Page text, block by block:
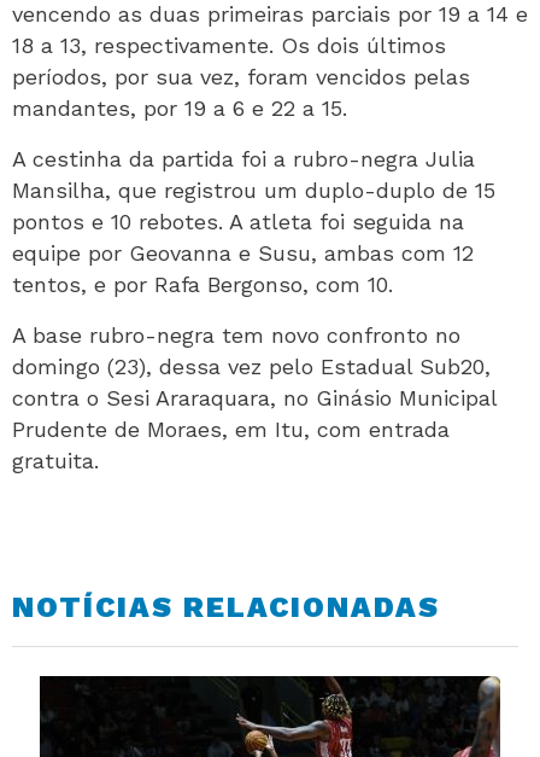
vencendo as duas primeiras parciais por 19 a 14 e
18 a 13, respectivamente. Os dois últimos
períodos, por sua vez, foram vencidos pelas
mandantes, por 19 a 6 e 22 a 15.
A cestinha da partida foi a rubro-negra Julia
Mansilha, que registrou um duplo-duplo de 15
pontos e 10 rebotes. A atleta foi seguida na
equipe por Geovanna e Susu, ambas com 12
tentos, e por Rafa Bergonso, com 10.
A base rubro-negra tem novo confronto no
domingo (23), dessa vez pelo Estadual Sub20,
contra o Sesi Araraquara, no Ginásio Municipal
Prudente de Moraes, em Itu, com entrada
gratuita.
NOTÍCIAS RELACIONADAS